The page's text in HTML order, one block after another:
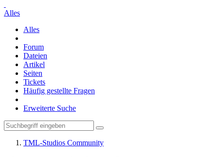
Alles
Alles
Forum
Dateien
Artikel
Seiten
Tickets
Häufig gestellte Fragen
Erweiterte Suche
TML-Studios Community